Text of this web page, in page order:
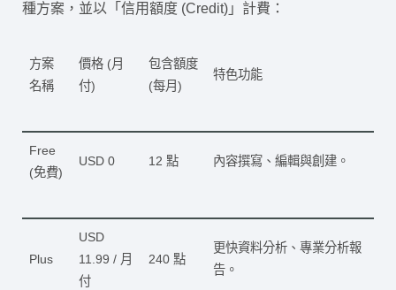
種方案，並以「信用額度 (Credit)」計費：
方案
名稱
價格 (月
付)
包含額度
(每月)
特色功能
Free
(免費)
USD 0 12 點 內容撰寫、編輯與創建。
Plus
USD
11.99 / 月
付
240 點
更快資料分析、專業分析報
告。